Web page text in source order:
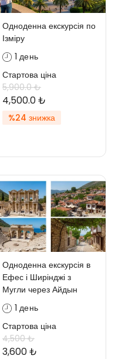
Одноденна екскурсія по
Ізміру
1 день
Стартова ціна
5,900.0 ₺
4,500.0 ₺
%24 знижка
Одноденна екскурсія в
Ефес і Ширінджі з
Мугли через Айдын
1 день
Стартова ціна
4,500 ₺
3,600 ₺